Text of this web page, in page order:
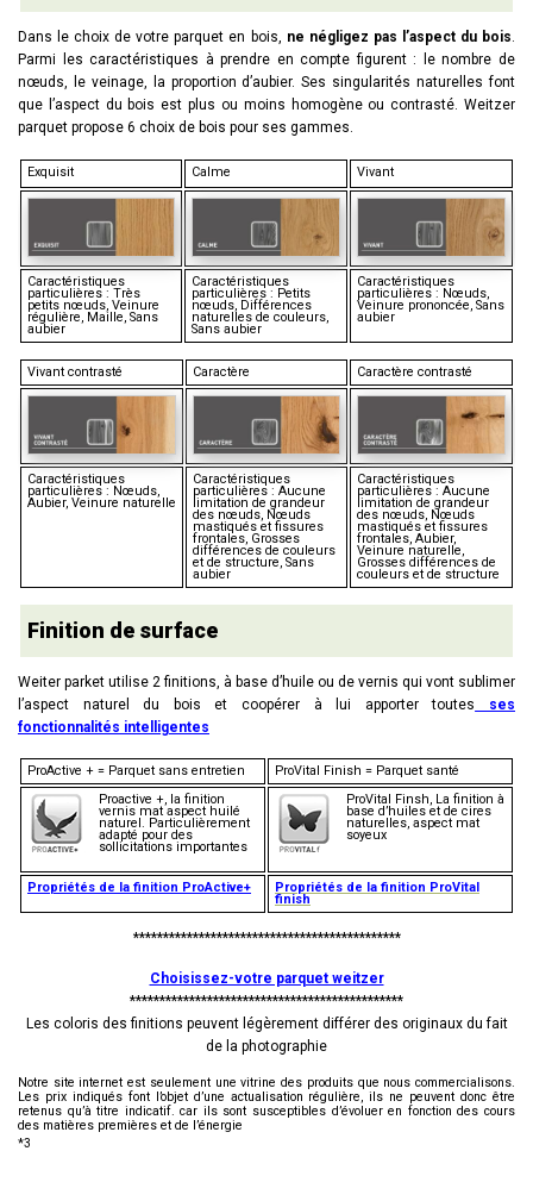
Dans le choix de votre parquet en bois, ne négligez pas l’aspect du bois.
Parmi les caractéristiques à prendre en compte figurent : le nombre de
nœuds, le veinage, la proportion d’aubier. Ses singularités naturelles font
que l’aspect du bois est plus ou moins homogène ou contrasté. Weitzer
parquet propose 6 choix de bois pour ses gammes.
Exquisit Calme Vivant
Caractéristiques
particulières : Très
petits nœuds, Veinure
régulière, Maille, Sans
aubier
Caractéristiques
particulières : Petits
nœuds, Différences
naturelles de couleurs,
Sans aubier
Caractéristiques
particulières : Nœuds,
Veinure prononcée, Sans
aubier
Vivant contrasté Caractère Caractère contrasté
Caractéristiques
particulières : Nœuds,
Aubier, Veinure naturelle
Caractéristiques
particulières : Aucune
limitation de grandeur
des nœuds, Nœuds
mastiqués et fissures
frontales, Grosses
différences de couleurs
et de structure, Sans
aubier
Caractéristiques
particulières : Aucune
limitation de grandeur
des nœuds, Nœuds
mastiqués et fissures
frontales, Aubier,
Veinure naturelle,
Grosses différences de
couleurs et de structure
Finition de surface
Weiter parket utilise 2 finitions, à base d’huile ou de vernis qui vont sublimer
l’aspect naturel du bois et coopérer à lui apporter toutes
ses
fonctionnalités intelligentes
ProActive + = Parquet sans entretien
ProVital Finish = Parquet santé
Proactive +, la finition
vernis mat aspect huilé
naturel. Particulièrement
adapté pour des
sollicitations importantes
ProVital Finsh, La finition à
base d’huiles et de cires
naturelles, aspect mat
soyeux
Propriétés de la finition ProActive+ Propriétés de la finition ProVital
finish
*********************************************
Choisissez-votre parquet weitzer
**********************************************
Les coloris des finitions peuvent légèrement différer des originaux du fait
de la photographie
Notre site internet est seulement une vitrine des produits que nous commercialisons.
Les prix indiqués font l’objet d’une actualisation régulière, ils ne peuvent donc être
retenus qu’à titre indicatif. car ils sont susceptibles d’évoluer en fonction des cours
des matières premières et de l’énergie
*3